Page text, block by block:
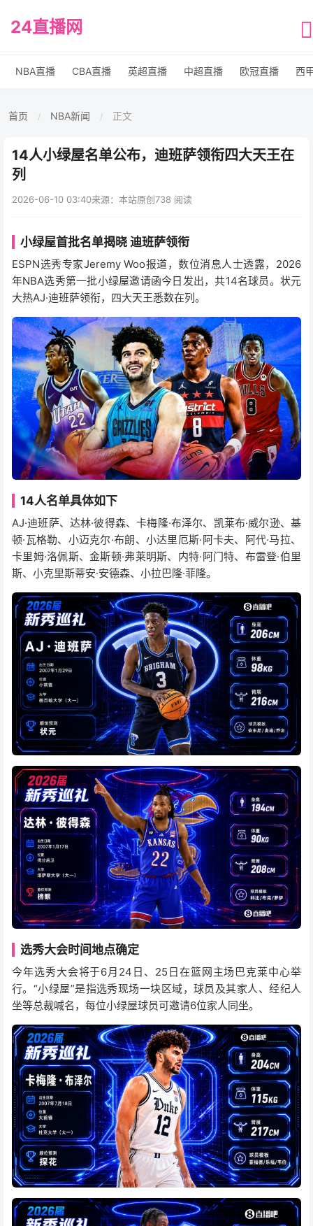
24直播网
NBA直播 CBA直播 英超直播 中超直播 欧冠直播 西
首页 / NBA新闻 / 正文
14人小绿屋名单公布，迪班萨领衔四大天王在
列
2026-06-10 03:40来源：本站原创738 阅读
小绿屋首批名单揭晓 迪班萨领衔
ESPN选秀专家Jeremy Woo报道，数位消息人士透露，2026
年NBA选秀第一批小绿屋邀请函今日发出，共14名球员。状元
大热AJ·迪班萨领衔，四大天王悉数在列。
14人名单具体如下
AJ·迪班萨、达林·彼得森、卡梅隆·布泽尔、凯莱布·威尔逊、基
顿·瓦格勒、小迈克尔·布朗、小达里厄斯·阿卡夫、阿代·马拉、
卡里姆·洛佩斯、金斯顿·弗莱明斯、内特·阿门特、布雷登·伯里
斯、小克里斯蒂安·安德森、小拉巴隆·菲隆。
选秀大会时间地点确定
今年选秀大会将于6月24日、25日在篮网主场巴克莱中心举
行。“小绿屋”是指选秀现场一块区域，球员及其家人、经纪人
坐等总裁喊名，每位小绿屋球员可邀请6位家人同坐。